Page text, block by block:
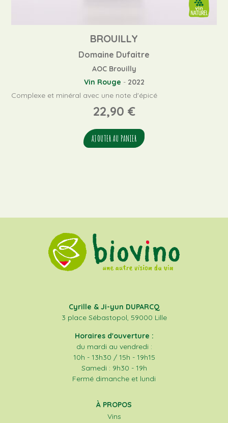
BROUILLY
Domaine Dufaitre
AOC Brouilly
Vin Rouge - 2022
Complexe et minéral avec une note d'épicé
22,90 €
AJOUTER AU PANIER
Cyrille & Ji-yun DUPARCQ
3 place Sébastopol, 59000 Lille
Horaires d'ouverture :
du mardi au vendredi :
10h - 13h30 / 15h - 19h15
Samedi : 9h30 - 19h
Fermé dimanche et lundi
À PROPOS
Vins